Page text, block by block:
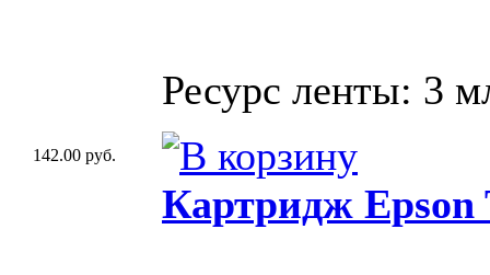
Ресурс ленты: 3
142.00 руб.
Картридж Epson